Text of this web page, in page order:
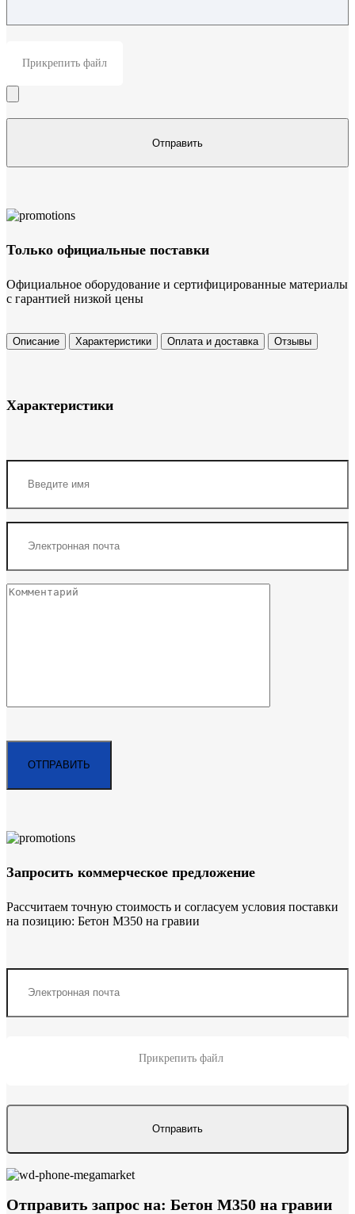
Прикрепить файл
Только официальные поставки
Официальное оборудование и сертифицированные материалы
с гарантией низкой цены
Описание Характеристики Оплата и доставка Отзывы
Характеристики
Запросить коммерческое предложение
Рассчитаем точную стоимость и согласуем условия поставки
на позицию: Бетон М350 на гравии
Прикрепить файл
Отправить запрос на: Бетон М350 на гравии